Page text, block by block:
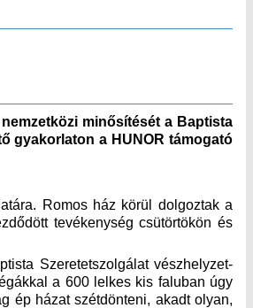
minősítését a Baptista
gyakorlaton a HUNOR támogató
Romos ház körül dolgoztak a
tevékenység csütörtökön és
Szeretetszolgálat vészhelyzet-
a 600 lelkes kis faluban úgy
ép házat szétdönteni, akadt olyan,